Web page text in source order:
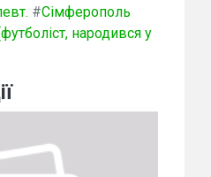
#Сімферополь
народився у